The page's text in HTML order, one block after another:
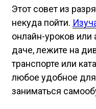
Этот совет из
некуда пойти.
онлайн-уроков или
даче, лежите на
транспорте или
любое удобное
заниматься